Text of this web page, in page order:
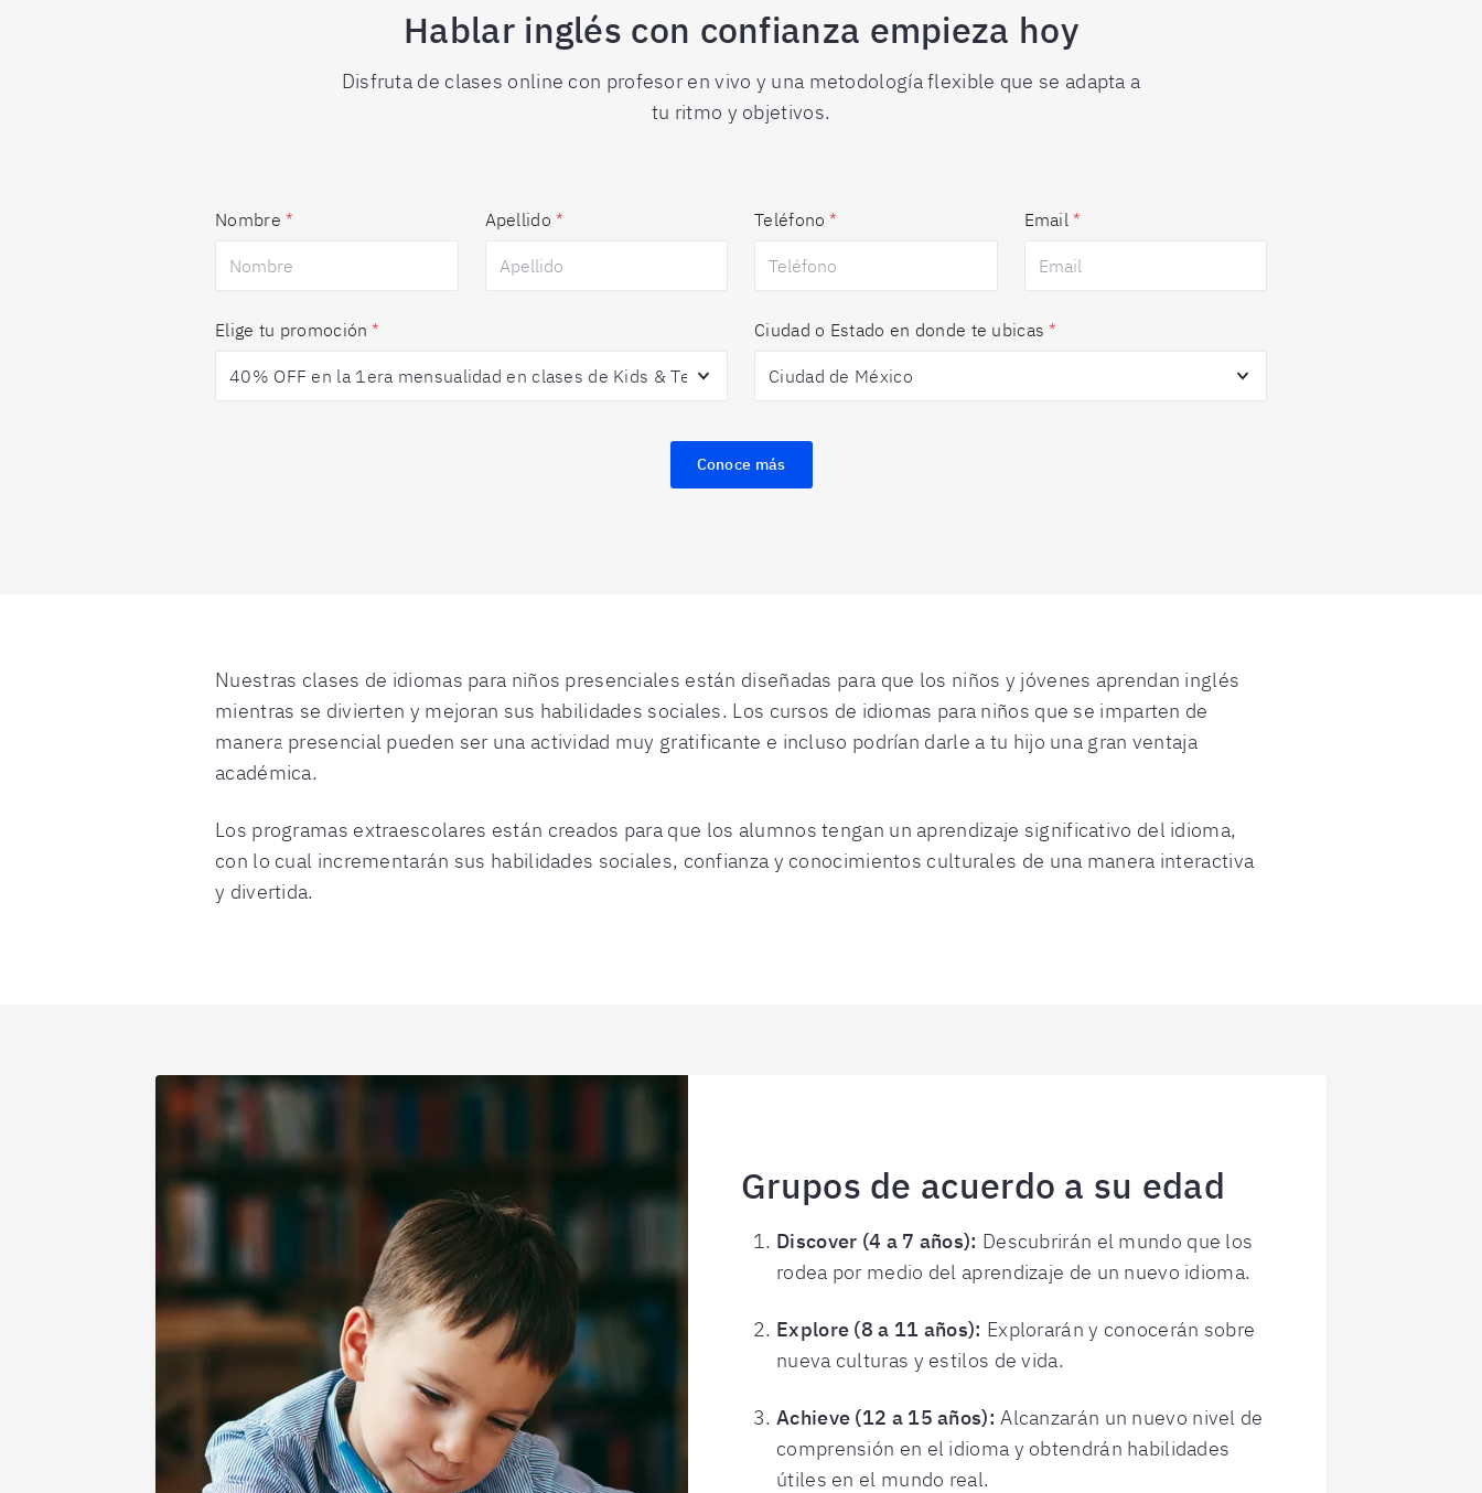
Hablar inglés con confianza empieza hoy
Disfruta de clases online con profesor en vivo y una metodología flexible que se adapta a
tu ritmo y objetivos.
Nombre * Apellido * Teléfono * Email *
Elige tu promoción * Ciudad o Estado en donde te ubicas *
Conoce más
Nuestras clases de idiomas para niños presenciales están diseñadas para que los niños y jóvenes aprendan inglés
mientras se divierten y mejoran sus habilidades sociales. Los cursos de idiomas para niños que se imparten de
manera presencial pueden ser una actividad muy gratificante e incluso podrían darle a tu hijo una gran ventaja
académica.
Los programas extraescolares están creados para que los alumnos tengan un aprendizaje significativo del idioma,
con lo cual incrementarán sus habilidades sociales, confianza y conocimientos culturales de una manera interactiva
y divertida.
Grupos de acuerdo a su edad
Discover (4 a 7 años): Descubrirán el mundo que los
rodea por medio del aprendizaje de un nuevo idioma.
Explore (8 a 11 años): Explorarán y conocerán sobre
nueva culturas y estilos de vida.
Achieve (12 a 15 años): Alcanzarán un nuevo nivel de
comprensión en el idioma y obtendrán habilidades
útiles en el mundo real.